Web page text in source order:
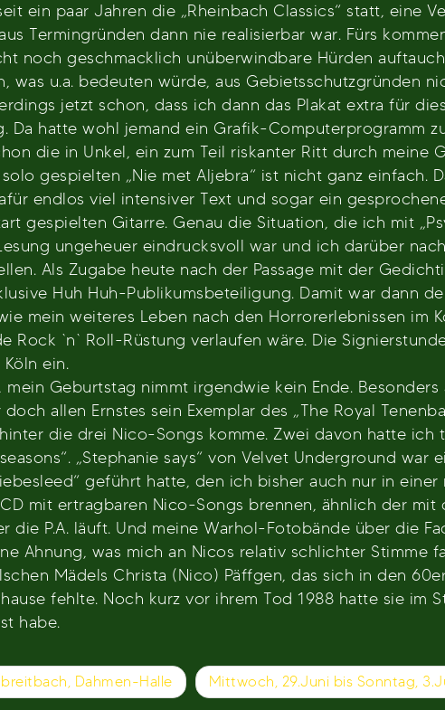
ein paar Jahren die „Rheinbach Classics“ statt, eine
Termingründen dann nie realisierbar war. Fürs
noch geschmacklich unüberwindbare Hürden
was u.a. bedeuten würde, aus Gebietsschutzgründen
jetzt schon, dass ich dann das Plakat extra für
hatte wohl jemand ein Grafik-Computerprogramm
die in Unkel, ein zum Teil riskanter Ritt durch meine
gespielten „Nie met Aljebra“ ist nicht ganz einfach.
endlos viel intensiver Text und sogar ein
gespielten Gitarre. Genau die Situation, die ich mit
ungeheuer eindrucksvoll war und ich darüber
Als Zugabe heute nach der Passage mit der
Huh Huh-Publikumsbeteiligung. Damit war dann
mein weiteres Leben nach den Horrorerlebnissen im
Rock `n` Roll-Rüstung verlaufen wäre. Die
ein.
Geburtstag nimmt irgendwie kein Ende. Besonders
allen Ernstes sein Exemplar des „The Royal
die drei Nico-Songs komme. Zwei davon hatte ich
„Stephanie says“ von Velvet Underground war
geführt hatte, den ich bisher auch nur in
mit ertragbaren Nico-Songs brennen, ähnlich der mit
die P.A. läuft. Und meine Warhol-Fotobände über die
Ahnung, was mich an Nicos relativ schlichter Stimme
Mädels Christa (Nico) Päffgen, das sich in den
fehlte. Noch kurz vor ihrem Tod 1988 hatte sie im
habe.
Dahmen-Halle Mittwoch, 29.Juni bis Sonntag,